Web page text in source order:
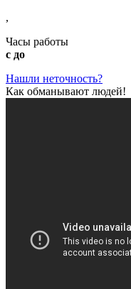
,
Часы работы
с до
Нашли неточность?
Как обманывают людей!